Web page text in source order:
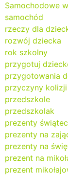
Samochodowe
samochód
rzeczy dla
rozwój dziecka
rok szkolny
przygotuj
przygotowania
przyczyny
przedszkole
przedszkolak
prezenty
prezenty na
prezenty na
prezent na
prezent